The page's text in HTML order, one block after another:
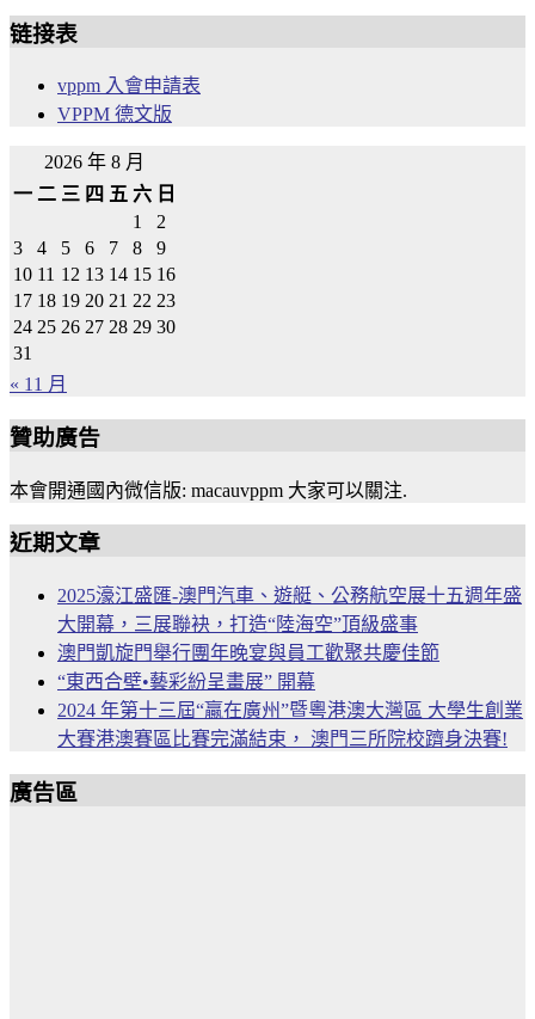
链接表
vppm 入會申請表
VPPM 德文版
2026 年 8 月
一 二 三 四 五 六 日
1
2
3
4 5 6 7 8
9
10 11 12 13 14 15 16
17 18 19 20 21 22 23
24 25 26 27 28 29 30
31
« 11 月
贊助廣告
本會開通國內微信版: macauvppm 大家可以關注.
近期文章
2025濠江盛匯-澳門汽車、遊艇、公務航空展十五週年盛
大開幕，三展聯袂，打造“陸海空”頂級盛事
澳門凱旋門舉行團年晚宴與員工歡聚共慶佳節
“東西合壁•藝彩紛呈畫展” 開幕
2024 年第十三屆“贏在廣州”暨粵港澳大灣區 大學生創業
大賽港澳賽區比賽完滿結束， 澳門三所院校躋身決賽!
廣告區